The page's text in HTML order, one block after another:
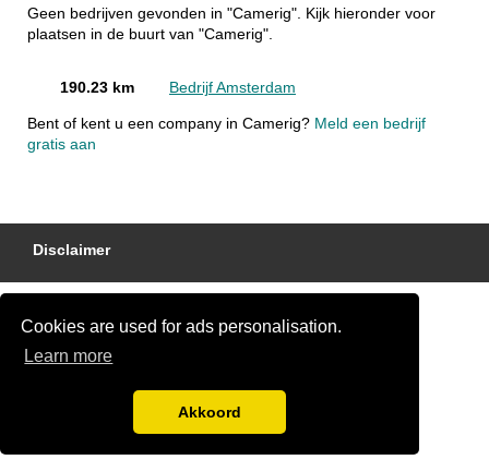
Cookies are used for ads personalisation.
Learn more
Akkoord
Geen bedrijven gevonden in "Camerig". Kijk hieronder voor
plaatsen in de buurt van "Camerig".
190.23 km Bedrijf Amsterdam
Bent of kent u een company in Camerig? Meld een bedrijf
gratis aan
Disclaimer